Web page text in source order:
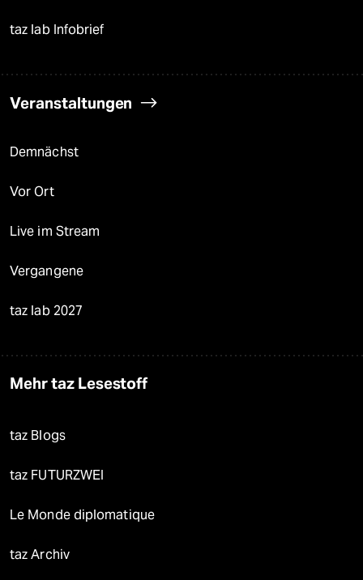
taz lab Infobrief
Veranstaltungen
Demnächst
Vor Ort
Live im Stream
Vergangene
taz lab 2027
Mehr taz Lesestoff
taz Blogs
taz FUTURZWEI
Le Monde diplomatique
taz Archiv